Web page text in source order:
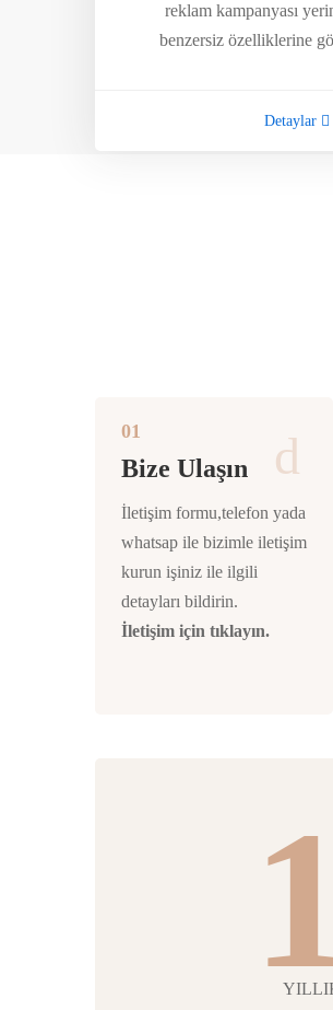
reklam kampanyası
benzersiz özelliklerine
Detaylar
01
Bize Ulaşın
İletişim formu,telefon yada
whatsap ile bizimle iletişim
kurun işiniz ile ilgili
detayları bildirin.
İletişim için tıklayın.
YILLIK